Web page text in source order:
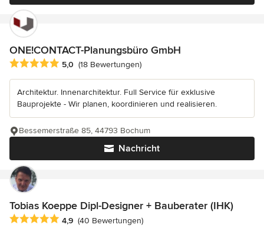
ONE!CONTACT-Planungsbüro GmbH
Durchschnittliche Bewertung: 5 von 5 Sternen
5,0 (18 Bewertungen)
Architektur. Innenarchitektur. Full Service für exklusive
Bauprojekte - Wir planen, koordinieren und realisieren.
Nachricht
Bessemerstraße 85, 44793 Bochum
Tobias Koeppe Dipl-Designer + Bauberater (IHK)
Durchschnittliche Bewertung: 4.9 von 5 Sternen
4,9 (40 Bewertungen)